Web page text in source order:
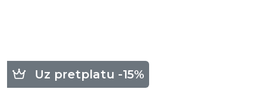
Uz pretplatu -15%